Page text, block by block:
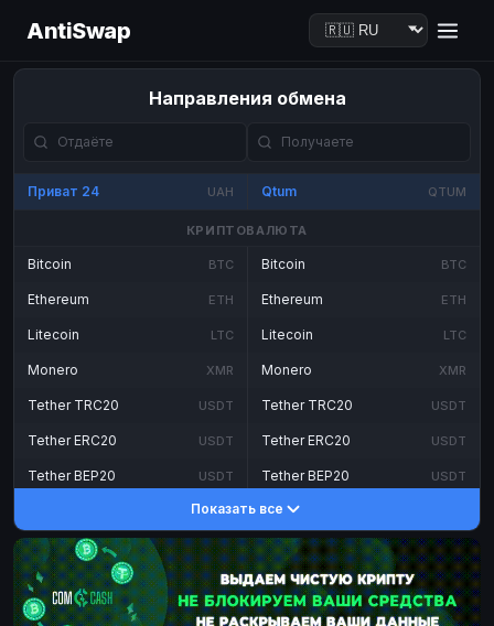
AntiSwap
Направления обмена
Приват 24 UAH Qtum QTUM
КРИПТОВАЛЮТА
Bitcoin BTC
Ethereum ETH
Litecoin LTC
Monero XMR
Tether TRC20 USDT
Tether ERC20 USDT
Tether BEP20 USDT
DASH
Toncoin TON
Dogecoin DOGE
TRX TRON
Bitcoin BTC
Ethereum ETH
Litecoin LTC
Monero XMR
Tether TRC20 USDT
Tether ERC20 USDT
Tether BEP20 USDT
DASH
Toncoin TON
Dogecoin DOGE
TRX TRON
Показать все